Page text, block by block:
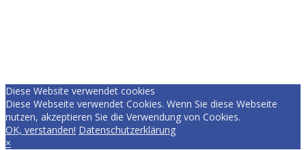
Diese Website verwendet cookies
Diese Webseite verwendet Cookies. Wenn Sie diese Webseite
nutzen, akzeptieren Sie die Verwendung von Cookies.
OK, verstanden! Datenschutzerklärung
×